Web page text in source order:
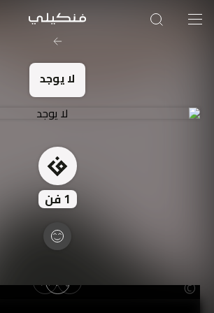
لا يوجد
1فن
صورة الغلاف من فن
SOUFIANE Abid